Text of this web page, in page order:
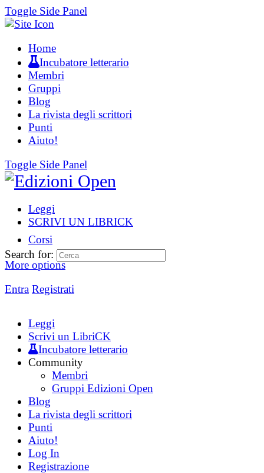
Toggle Side Panel
Home
Incubatore letterario
Membri
Gruppi
Blog
La rivista degli scrittori
Punti
Aiuto!
Toggle Side Panel
Leggi
SCRIVI UN LIBRICK
Corsi
More options
Entra Registrati
Search for:
Leggi
Scrivi un LibriCK
Incubatore letterario
Community
Membri
Gruppi Edizioni Open
Blog
La rivista degli scrittori
Punti
Aiuto!
Log In
Registrazione